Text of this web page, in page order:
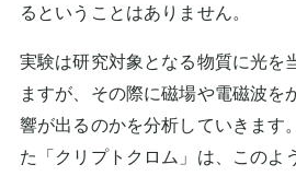
るということはありません。
実験は研究対象となる物質に光を
ますが、その際に磁場や電磁波を
響が出るのかを分析していきます
た「クリプトクロム」は、このよ